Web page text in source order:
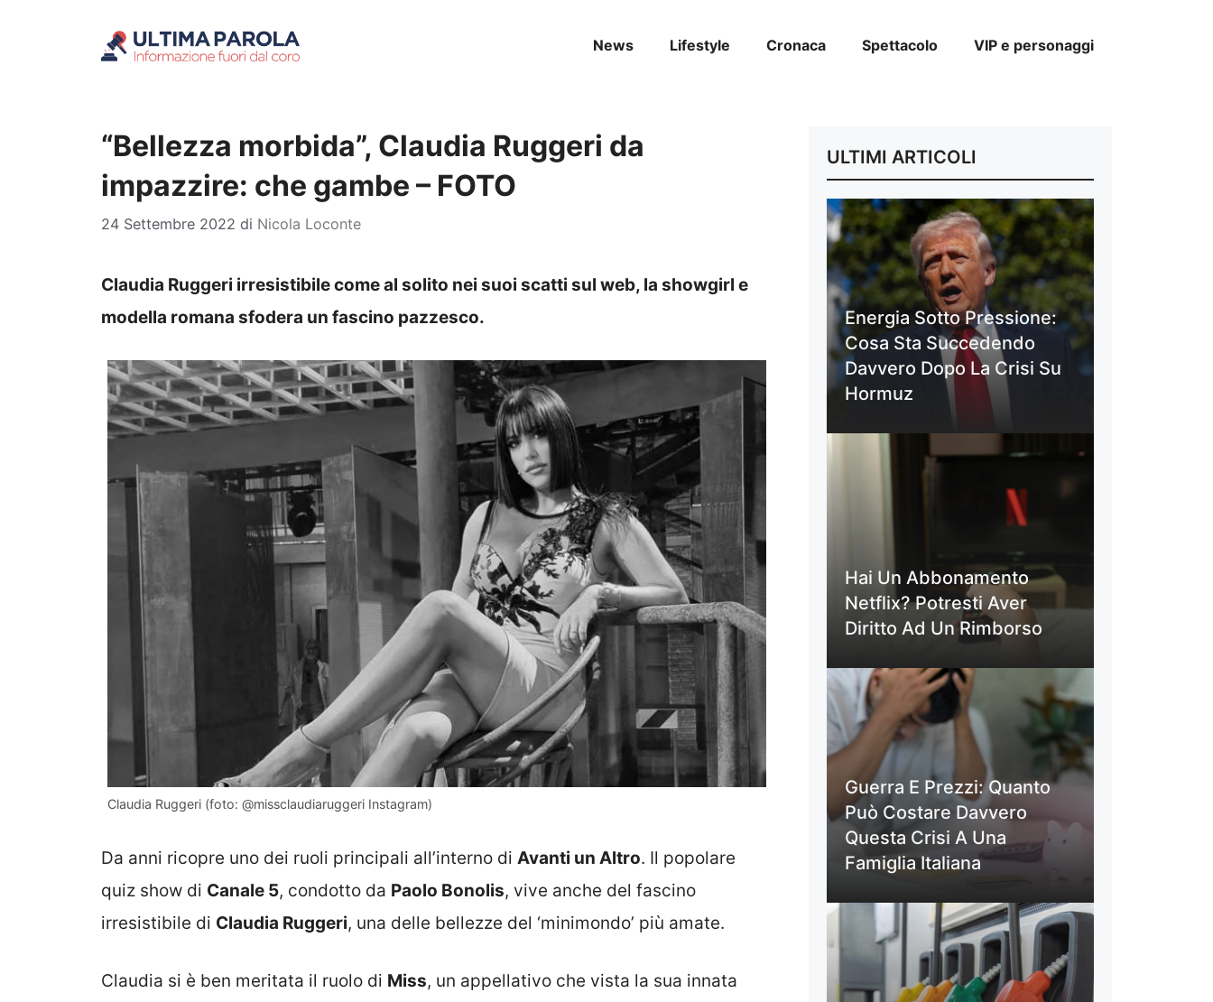
News Lifestyle Cronaca Spettacolo VIP e personaggi
“Bellezza morbida”, Claudia Ruggeri da
impazzire: che gambe – FOTO
24 Settembre 2022 di Nicola Loconte
Claudia Ruggeri irresistibile come al solito nei suoi scatti sul web, la showgirl e
modella romana sfodera un fascino pazzesco.
Claudia Ruggeri (foto: @missclaudiaruggeri Instagram)
Da anni ricopre uno dei ruoli principali all’interno di Avanti un Altro. Il popolare
quiz show di Canale 5, condotto da Paolo Bonolis, vive anche del fascino
irresistibile di Claudia Ruggeri, una delle bellezze del ‘minimondo’ più amate.
Claudia si è ben meritata il ruolo di Miss, un appellativo che vista la sua innata
ULTIMI ARTICOLI
Energia Sotto Pressione:
Cosa Sta Succedendo
Davvero Dopo La Crisi Su
Hormuz
Hai Un Abbonamento
Netflix? Potresti Aver
Diritto Ad Un Rimborso
Guerra E Prezzi: Quanto
Può Costare Davvero
Questa Crisi A Una
Famiglia Italiana